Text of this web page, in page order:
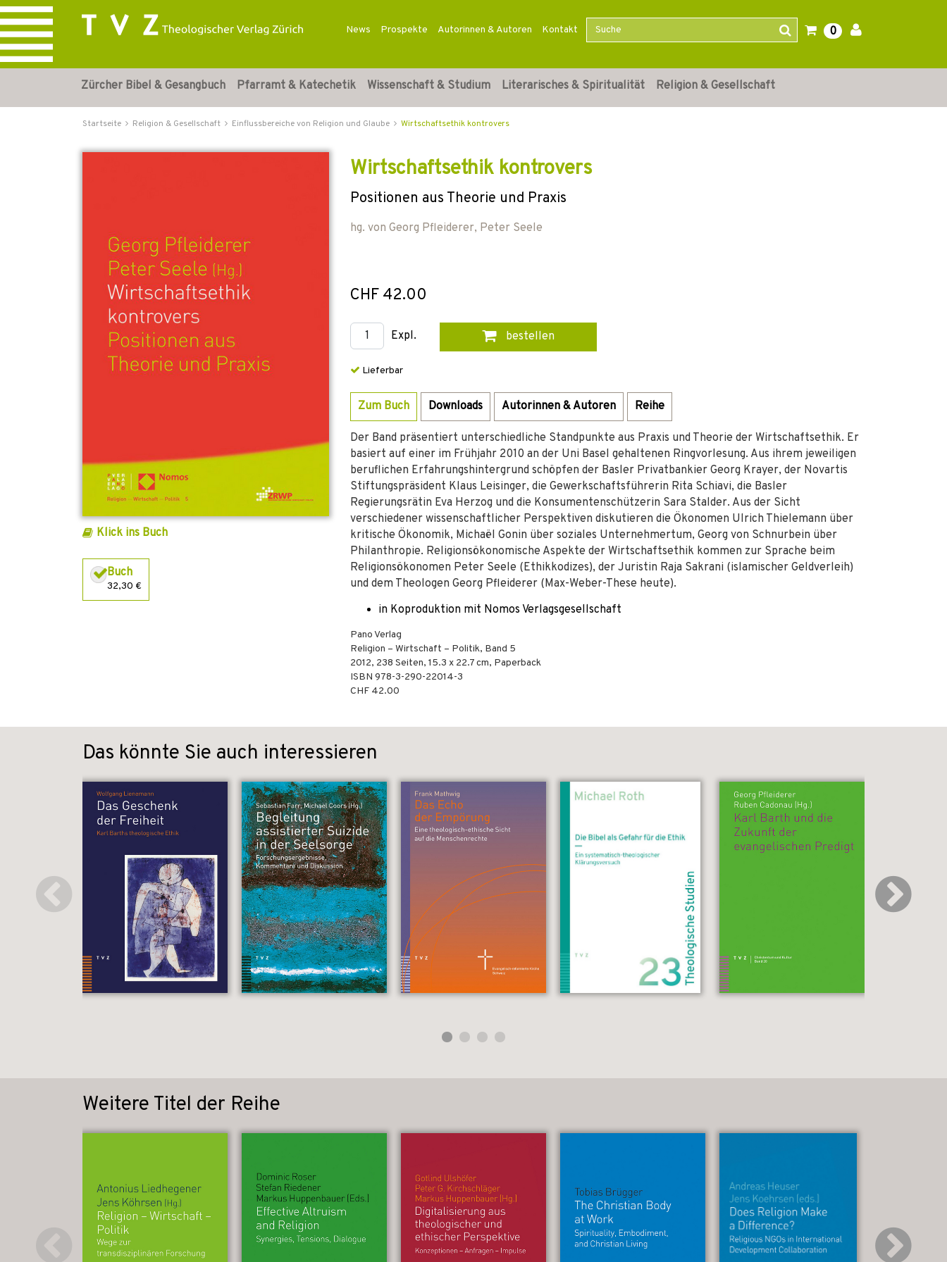
News Prospekte Autorinnen & Autoren Kontakt 0
Zürcher Bibel & Gesangbuch Pfarramt & Katechetik Wissenschaft & Studium Literarisches & Spiritualität Religion & Gesellschaft
Startseite Religion & Gesellschaft Einflussbereiche von Religion und Glaube Wirtschaftsethik kontrovers
Klick ins Buch
Buch
32,30 €
Wirtschaftsethik kontrovers
Positionen aus Theorie und Praxis
hg. von Georg Pfleiderer, Peter Seele
CHF 42.00
Expl. bestellen
Lieferbar
Zum Buch Downloads Autorinnen & Autoren Reihe
Der Band präsentiert unterschiedliche Standpunkte aus Praxis und Theorie der Wirtschaftsethik. Er
basiert auf einer im Frühjahr 2010 an der Uni Basel gehaltenen Ringvorlesung. Aus ihrem jeweiligen
beruflichen Erfahrungshintergrund schöpfen der Basler Privatbankier Georg Krayer, der Novartis
Stiftungspräsident Klaus Leisinger, die Gewerkschaftsführerin Rita Schiavi, die Basler
Regierungsrätin Eva Herzog und die Konsumentenschützerin Sara Stalder. Aus der Sicht
verschiedener wissenschaftlicher Perspektiven diskutieren die Ökonomen Ulrich Thielemann über
kritische Ökonomik, Michaël Gonin über soziales Unternehmertum, Georg von Schnurbein über
Philanthropie. Religionsökonomische Aspekte der Wirtschaftsethik kommen zur Sprache beim
Religionsökonomen Peter Seele (Ethikkodizes), der Juristin Raja Sakrani (islamischer Geldverleih)
und dem Theologen Georg Pfleiderer (Max-Weber-These heute).
in Koproduktion mit Nomos Verlagsgesellschaft
Pano Verlag
Religion – Wirtschaft – Politik, Band 5
2012, 238 Seiten, 15.3 x 22.7 cm, Paperback
ISBN 978-3-290-22014-3
CHF 42.00
Das könnte Sie auch interessieren
Weitere Titel der Reihe